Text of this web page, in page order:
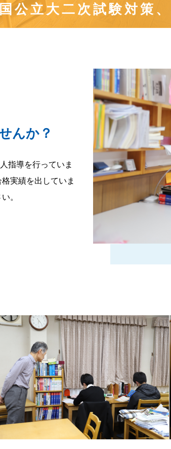
公立大二次試験対策、
んか？
指導を行っていま
実績を出していま
。